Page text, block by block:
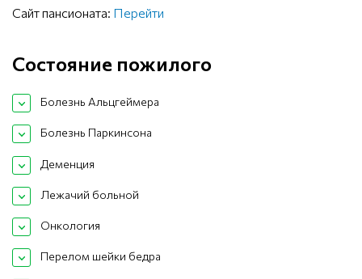
Сайт пансионата: Перейти
Состояние пожилого
Болезнь Альцгеймера
Болезнь Паркинсона
Деменция
Лежачий больной
Онкология
Перелом шейки бедра